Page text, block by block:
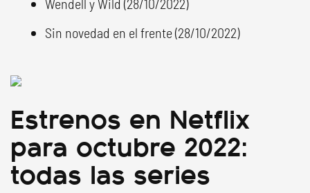
Wendell y Wild (28/10/2022)
Sin novedad en el frente (28/10/2022)
Estrenos en Netflix
para octubre 2022:
todas las series